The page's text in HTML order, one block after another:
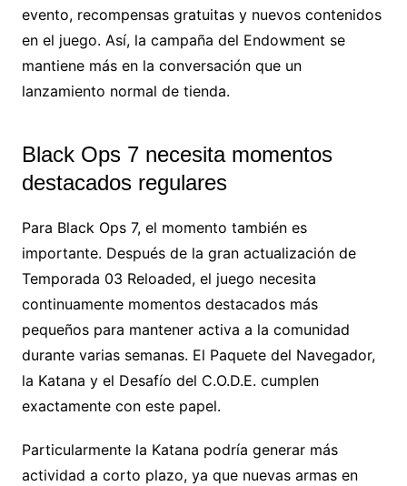
evento, recompensas gratuitas y nuevos contenidos
en el juego. Así, la campaña del Endowment se
mantiene más en la conversación que un
lanzamiento normal de tienda.
Black Ops 7 necesita momentos
destacados regulares
Para Black Ops 7, el momento también es
importante. Después de la gran actualización de
Temporada 03 Reloaded, el juego necesita
continuamente momentos destacados más
pequeños para mantener activa a la comunidad
durante varias semanas. El Paquete del Navegador,
la Katana y el Desafío del C.O.D.E. cumplen
exactamente con este papel.
Particularmente la Katana podría generar más
actividad a corto plazo, ya que nuevas armas en